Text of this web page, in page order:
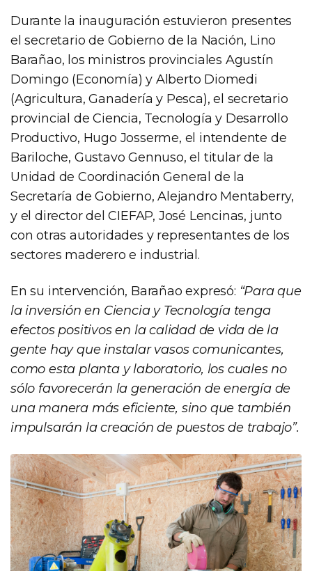
Durante la inauguración estuvieron presentes
el secretario de Gobierno de la Nación, Lino
Barañao, los ministros provinciales Agustín
Domingo (Economía) y Alberto Diomedi
(Agricultura, Ganadería y Pesca), el secretario
provincial de Ciencia, Tecnología y Desarrollo
Productivo, Hugo Josserme, el intendente de
Bariloche, Gustavo Gennuso, el titular de la
Unidad de Coordinación General de la
Secretaría de Gobierno, Alejandro Mentaberry,
y el director del CIEFAP, José Lencinas, junto
con otras autoridades y representantes de los
sectores maderero e industrial.
En su intervención, Barañao expresó: “Para que
la inversión en Ciencia y Tecnología tenga
efectos positivos en la calidad de vida de la
gente hay que instalar vasos comunicantes,
como esta planta y laboratorio, los cuales no
sólo favorecerán la generación de energía de
una manera más eficiente, sino que también
impulsarán la creación de puestos de trabajo”.